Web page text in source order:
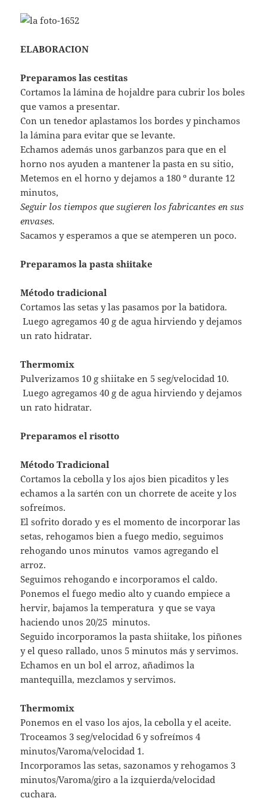
ELABORACION
Preparamos las cestitas
Cortamos la lámina de hojaldre para cubrir los boles
que vamos a presentar.
Con un tenedor aplastamos los bordes y pinchamos
la lámina para evitar que se levante.
Echamos además unos garbanzos para que en el
horno nos ayuden a mantener la pasta en su sitio,
Metemos en el horno y dejamos a 180 º durante 12
minutos,
Seguir los tiempos que sugieren los fabricantes en sus
envases.
Sacamos y esperamos a que se atemperen un poco.
Preparamos la pasta shiitake
Método tradicional
Cortamos las setas y las pasamos por la batidora.
Luego agregamos 40 g de agua hirviendo y dejamos
un rato hidratar.
Thermomix
Pulverizamos 10 g shiitake en 5 seg/velocidad 10.
Luego agregamos 40 g de agua hirviendo y dejamos
un rato hidratar.
Preparamos el risotto
Método Tradicional
Cortamos la cebolla y los ajos bien picaditos y les
echamos a la sartén con un chorrete de aceite y los
sofreímos.
El sofrito dorado y es el momento de incorporar las
setas, rehogamos bien a fuego medio, seguimos
rehogando unos minutos vamos agregando el
arroz.
Seguimos rehogando e incorporamos el caldo.
Ponemos el fuego medio alto y cuando empiece a
hervir, bajamos la temperatura y que se vaya
haciendo unos 20/25 minutos.
Seguido incorporamos la pasta shiitake, los piñones
y el queso rallado, unos 5 minutos más y servimos.
Echamos en un bol el arroz, añadimos la
mantequilla, mezclamos y servimos.
Thermomix
Ponemos en el vaso los ajos, la cebolla y el aceite.
Troceamos 3 seg/velocidad 6 y sofreímos 4
minutos/Varoma/velocidad 1.
Incorporamos las setas, sazonamos y rehogamos 3
minutos/Varoma/giro a la izquierda/velocidad
cuchara.